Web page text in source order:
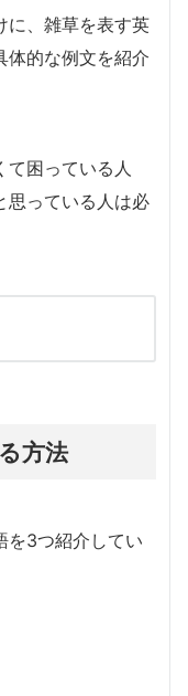
に、雑草を表す英
体的な例文を紹介
困っている人
思っている人は必
方法
を3つ紹介してい